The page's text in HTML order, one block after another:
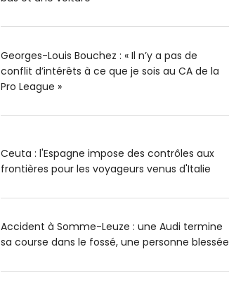
Georges-Louis Bouchez : « Il n’y a pas de
conflit d’intérêts à ce que je sois au CA de la
Pro League »
Ceuta : l'Espagne impose des contrôles aux
frontières pour les voyageurs venus d'Italie
Accident à Somme-Leuze : une Audi termine
sa course dans le fossé, une personne blessée